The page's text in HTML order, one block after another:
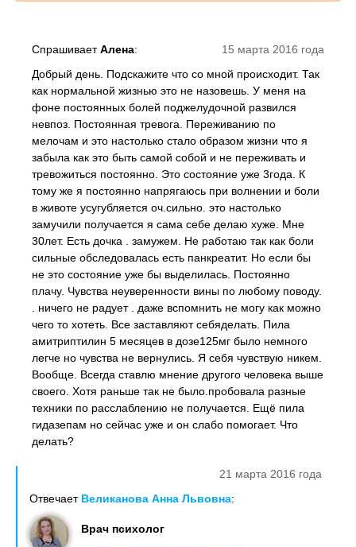
15 марта 2016 года
СпрашиваетАлена:
Добрый день. Подскажите что со мной происходит. Так
как нормальной жизнью это не назовешь. У меня на
фоне постоянных болей поджелудочной развился
невпоз. Постоянная тревога. Переживанию по
мелочам и это настолько стало образом жизни что я
забыла как это быть самой собой и не переживать и
тревожиться постоянно. Это состояние уже 3года. К
тому же я постоянно напрягаюсь при волнении и боли
в животе усугубляется оч.сильно. это настолько
замучили получается я сама себе делаю хуже. Мне
30лет. Есть дочка . замужем. Не работаю так как боли
сильные обследовалась есть панкреатит. Но если бы
не это состояние уже бы выделилась. Постоянно
плачу. Чувства неуверенности вины по любому поводу.
. ничего не радует . даже вспомнить не могу как можно
чего то хотеть. Все заставляют себяделать. Пила
амитриптилин 5 месяцев в дозе125мг было немного
легче но чувства не вернулись. Я себя чувствую никем.
Вообще. Всегда ставлю мнение другого человека выше
своего. Хотя раньше так не было.пробовала разные
техники по расслаблению не получается. Ещё пила
гидазепам но сейчас уже и он слабо помогает. Что
делать?
21 марта 2016 года
Отвечает Великанова Анна Львовна:
Врач психолог